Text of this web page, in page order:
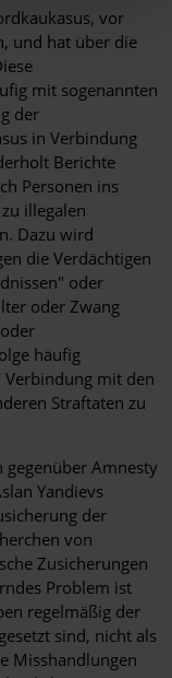
vor
und hat über die
mit sogenannten
der
in Verbindung
Berichte
Personen ins
illegalen
Dazu wird
die Verdächtigen
oder
oder Zwang
häufig
Verbindung mit den
Straftaten zu
gegenüber Amnesty
Yandievs
der
von
Zusicherungen
Problem ist
regelmäßig der
sind, nicht als
Misshandlungen